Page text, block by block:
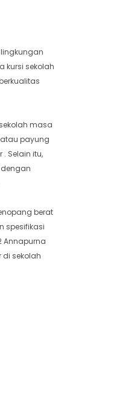
kursi sekolah
masa
payung
Selain itu,
berat
spesifikasi
Annapurna
sekolah